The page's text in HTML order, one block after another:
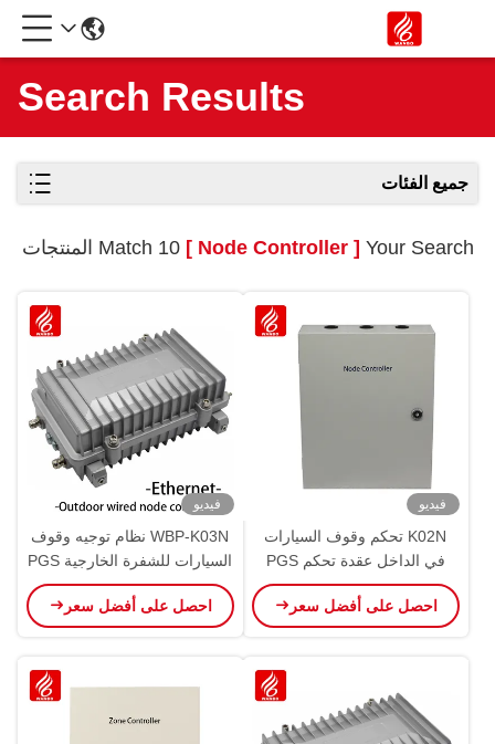
Search Results
جميع الفئات
Your Search
[ Node Controller ] Match 10 المنتجات
فيديو
K02N تحكم وقوف السيارات
في الداخل عقدة تحكم PGS
داخلية التوجيه NCU بالموجات
فوق الصوتية
احصل على أفضل سعر
فيديو
WBP-K03N نظام توجيه وقوف
السيارات للشفرة الخارجية PGS
RS485
احصل على أفضل سعر